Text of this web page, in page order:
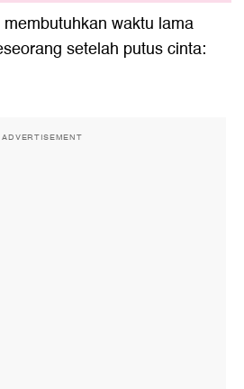
waktu lama
setelah putus cinta:
ADVERTISEMENT